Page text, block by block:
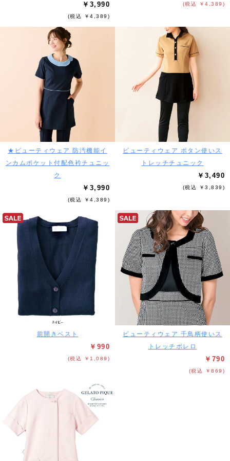
￥3,990
(税込 ￥4,389)
(税込 ￥4,389)
★ビューティウェア 防汚機能イ
ンカムポケット付配色衿チュニッ
ク
￥3,990
(税込 ￥4,389)
ビューティウェア ボタン使いス
トレッチチュニック
￥3,490
(税込 ￥3,839)
前開きベスト
￥990
(税込 ￥1,089)
ビューティウェア 千鳥柄使いス
トレッチボレロ
￥790
(税込 ￥869)